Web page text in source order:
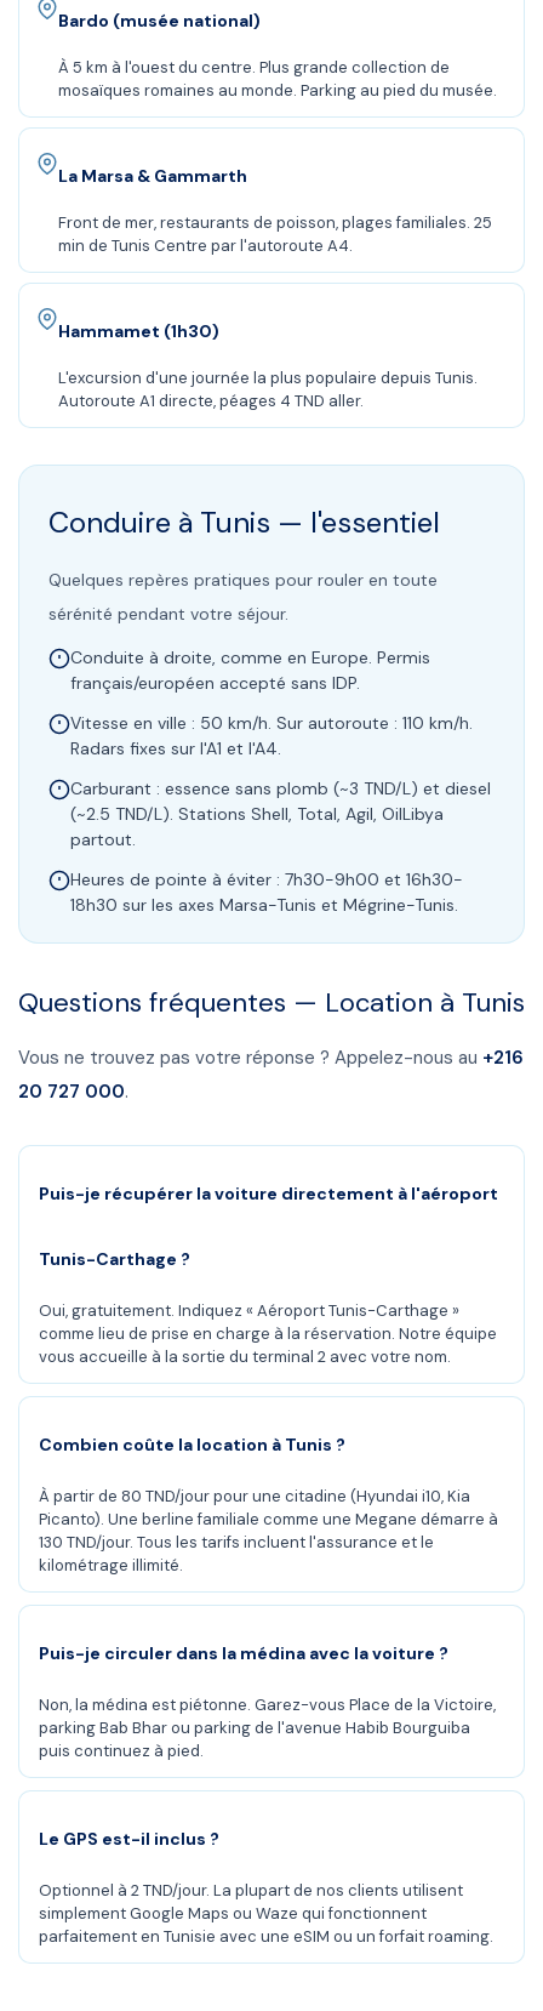
Bardo (musée national)
À 5 km à l'ouest du centre. Plus grande collection de
mosaïques romaines au monde. Parking au pied du musée.
La Marsa & Gammarth
Front de mer, restaurants de poisson, plages familiales. 25
min de Tunis Centre par l'autoroute A4.
Hammamet (1h30)
L'excursion d'une journée la plus populaire depuis Tunis.
Autoroute A1 directe, péages 4 TND aller.
Conduire à Tunis — l'essentiel
Quelques repères pratiques pour rouler en toute
sérénité pendant votre séjour.
Conduite à droite, comme en Europe. Permis
français/européen accepté sans IDP.
Vitesse en ville : 50 km/h. Sur autoroute : 110 km/h.
Radars fixes sur l'A1 et l'A4.
Carburant : essence sans plomb (~3 TND/L) et diesel
(~2.5 TND/L). Stations Shell, Total, Agil, OilLibya
partout.
Heures de pointe à éviter : 7h30-9h00 et 16h30-
18h30 sur les axes Marsa-Tunis et Mégrine-Tunis.
Questions fréquentes — Location à Tunis
Vous ne trouvez pas votre réponse ? Appelez-nous au +216
20 727 000.
Puis-je récupérer la voiture directement à l'aéroport
Tunis-Carthage ?
Oui, gratuitement. Indiquez « Aéroport Tunis-Carthage »
comme lieu de prise en charge à la réservation. Notre équipe
vous accueille à la sortie du terminal 2 avec votre nom.
Combien coûte la location à Tunis ?
À partir de 80 TND/jour pour une citadine (Hyundai i10, Kia
Picanto). Une berline familiale comme une Megane démarre à
130 TND/jour. Tous les tarifs incluent l'assurance et le
kilométrage illimité.
Puis-je circuler dans la médina avec la voiture ?
Non, la médina est piétonne. Garez-vous Place de la Victoire,
parking Bab Bhar ou parking de l'avenue Habib Bourguiba
puis continuez à pied.
Le GPS est-il inclus ?
Optionnel à 2 TND/jour. La plupart de nos clients utilisent
simplement Google Maps ou Waze qui fonctionnent
parfaitement en Tunisie avec une eSIM ou un forfait roaming.